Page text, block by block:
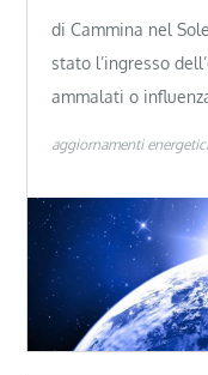
di Cammina nel
stato l’ingresso
ammalati o
aggiornamenti